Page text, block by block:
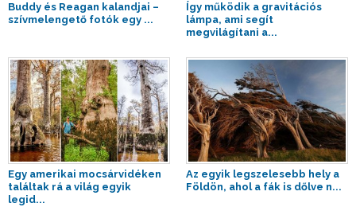
Buddy és Reagan kalandjai –
szívmelengető fotók egy ...
Így működik a gravitációs
lámpa, ami segít
megvilágítani a...
Egy amerikai mocsárvidéken
találtak rá a világ egyik
legid...
Az egyik legszelesebb hely a
Földön, ahol a fák is dőlve n...